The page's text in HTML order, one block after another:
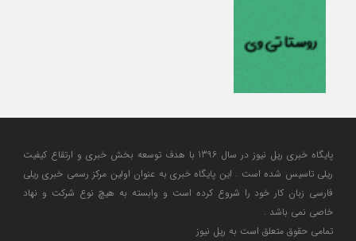
پایگاه خبری ریل نیوز در سال 1396 با هدف توسعه بخش خبری و ارتقاع کیفیت
ریلی تاسیس شده است . این پایگاه خبری به عنوان اولین مرکز رسمی خبری ریلی
فارسی زبان کار خود را شروع کرده است و وابسته به هیچ نوع شرکت و نهاد
خاصی نمی باشد .
تمامی حقوق متعلق است به ریل نیوز